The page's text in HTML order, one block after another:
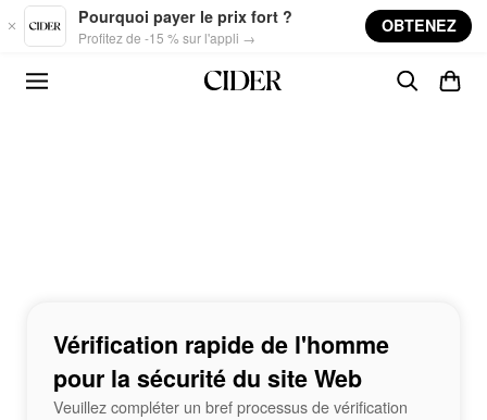
Skip to main content
Pourquoi payer le prix fort ?
Profitez de -15 % sur l'appli →
OBTENEZ
Vérification rapide de l'homme
pour la sécurité du site Web
Veuillez compléter un bref processus de vérification